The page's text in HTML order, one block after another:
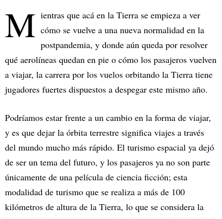
M ientras que acá en la Tierra se empieza a ver
cómo se vuelve a una nueva normalidad en la
postpandemia, y donde aún queda por resolver
qué aerolíneas quedan en pie o cómo los pasajeros vuelven
a viajar, la carrera por los vuelos orbitando la Tierra tiene
jugadores fuertes dispuestos a despegar este mismo año.
Podríamos estar frente a un cambio en la forma de viajar,
y es que dejar la órbita terrestre significa viajes a través
del mundo mucho más rápido. El turismo espacial ya dejó
de ser un tema del futuro, y los pasajeros ya no son parte
únicamente de una película de ciencia ficción; esta
modalidad de turismo que se realiza a más de 100
kilómetros de altura de la Tierra, lo que se considera la